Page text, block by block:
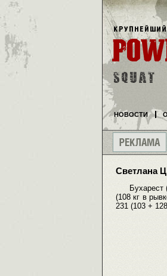
Светлана
Бухарест
(108 кг в
231 (103 +
НОВОСТИ